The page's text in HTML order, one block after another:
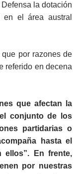
la dotación
el área austral
por razones de
referido en decena
que afectan la
conjunto de los
partidarias o
hasta el
ellos”. En frente,
por nuestras